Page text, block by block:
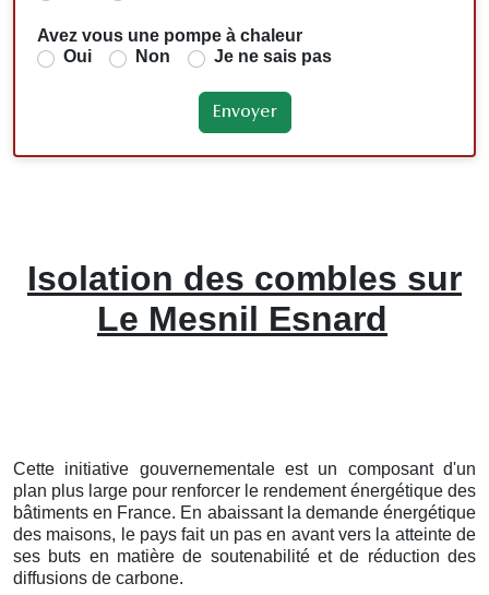
Avez vous une pompe à chaleur
Oui
Non Je ne sais pas
Isolation des combles sur
Le Mesnil Esnard
Cette initiative gouvernementale est un composant d'un
plan plus large pour renforcer le rendement énergétique des
bâtiments en France. En abaissant la demande énergétique
des maisons, le pays fait un pas en avant vers la atteinte de
ses buts en matière de soutenabilité et de réduction des
diffusions de carbone.